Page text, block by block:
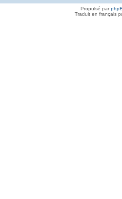
Propulsé par
Traduit en français